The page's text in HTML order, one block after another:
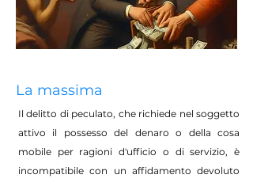
La massima
Il delitto di peculato, che richiede nel soggetto
attivo il possesso del denaro o della cosa
mobile per ragioni d'ufficio o di servizio, è
incompatibile con un affidamento devoluto